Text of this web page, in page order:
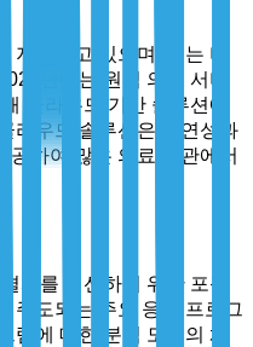
지배하고 있으며, 이는 비
년에는 원격 의료 서비
클라우드 기반 솔루션에
라우드 솔루션은 유연성과
공하여 많은 의료 기관에서
과를 개선하기 위한 포괄
주도되는 주요 응용 프로그
램에 대한 분석 도구의 채